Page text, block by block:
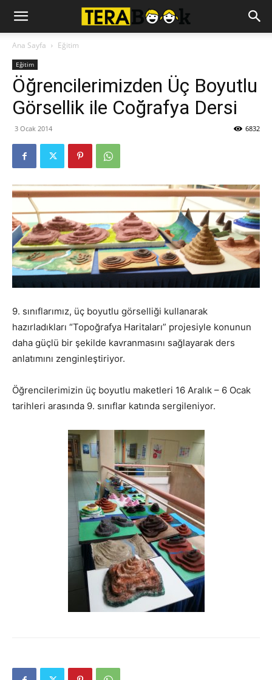
Ana Sayfa Eğitim
Eğitim
Öğrencilerimizden Üç Boyutlu
Görsellik ile Coğrafya Dersi
3 Ocak 2014 6832
9. sınıflarımız, üç boyutlu görselliği kullanarak
hazırladıkları “Topoğrafya Haritaları” projesiyle konunun
daha güçlü bir şekilde kavranmasını sağlayarak ders
anlatımını zenginleştiriyor.
Öğrencilerimizin üç boyutlu maketleri 16 Aralık – 6 Ocak
tarihleri arasında 9. sınıflar katında sergileniyor.